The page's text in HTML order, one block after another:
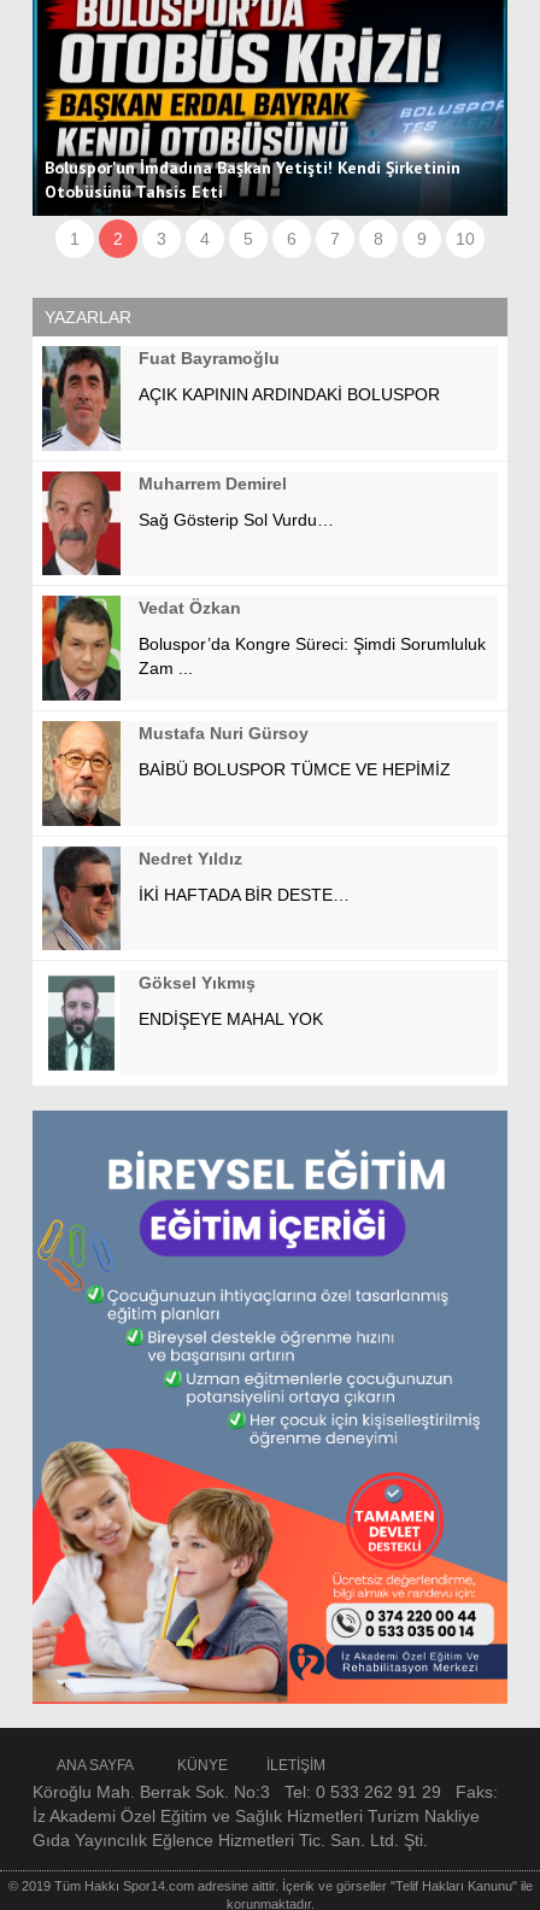
Boluspor'un İmdadına Başkan Yetişti! Kendi Şirketinin
Otobüsünü Tahsis Etti
1 2 3 4 5 6 7 8 9 10
YAZARLAR
Fuat Bayramoğlu
AÇIK KAPININ ARDINDAKİ BOLUSPOR
Muharrem Demirel
Sağ Gösterip Sol Vurdu…
Vedat Özkan
Boluspor’da Kongre Süreci: Şimdi Sorumluluk
Zam ...
Mustafa Nuri Gürsoy
BAİBÜ BOLUSPOR TÜMCE VE HEPİMİZ
Nedret Yıldız
İKİ HAFTADA BİR DESTE…
Göksel Yıkmış
ENDİŞEYE MAHAL YOK
ANA SAYFA KÜNYE İLETİŞİM
Köroğlu Mah. Berrak Sok. No:3 Tel: 0 533 262 91 29 Faks:
İz Akademi Özel Eğitim ve Sağlık Hizmetleri Turizm Nakliye
Gıda Yayıncılık Eğlence Hizmetleri Tic. San. Ltd. Şti.
© 2019 Tüm Hakkı Spor14.com adresine aittir. İçerik ve görseller "Telif Hakları Kanunu" ile
korunmaktadır.